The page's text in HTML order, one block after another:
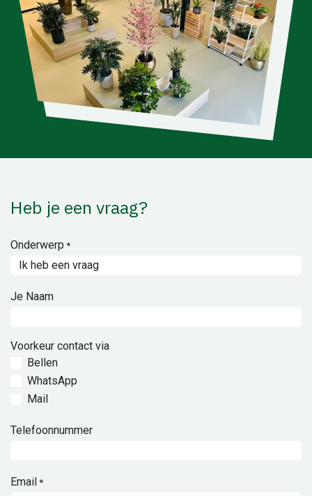
Heb je een vraag?
Onderwerp *
Je Naam
Voorkeur contact via
Bellen
WhatsApp
Mail
Telefoonnummer
Email*